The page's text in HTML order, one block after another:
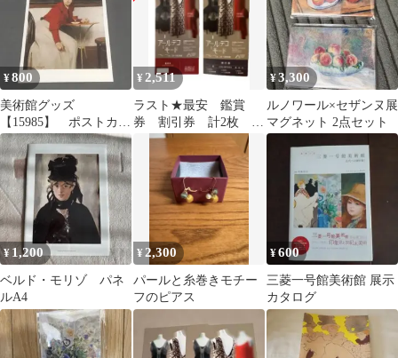
¥800
美術館グッズ
【15985】 ポストカー
ド マドレーヌ（ラモ
ン・カザス）
¥2,511
ラスト★最安 鑑賞
券 割引券 計2枚 ア
ール デコとモード 三菱
一号館美術館
¥3,300
ルノワール×セザンヌ展
マグネット 2点セット
¥ 1,200
ベルド・モリゾ パネ
ルA4
¥2,300
パールと糸巻きモチー
フのピアス
¥600
三菱一号館美術館 展示
カタログ